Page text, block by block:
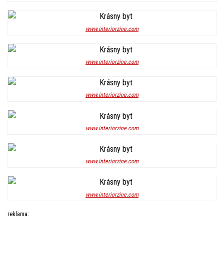
www.interiorzine.com
www.interiorzine.com
www.interiorzine.com
www.interiorzine.com
www.interiorzine.com
www.interiorzine.com
reklama: